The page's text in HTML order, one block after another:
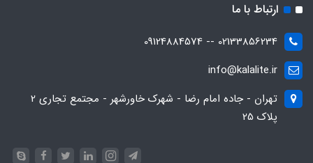
ارتباط با ما
02133856234 -- 09124884574
info@kalalite.ir
تهران - جاده امام رضا - شهرک خاورشهر - مجتمع تجاری 2
پلاک 25